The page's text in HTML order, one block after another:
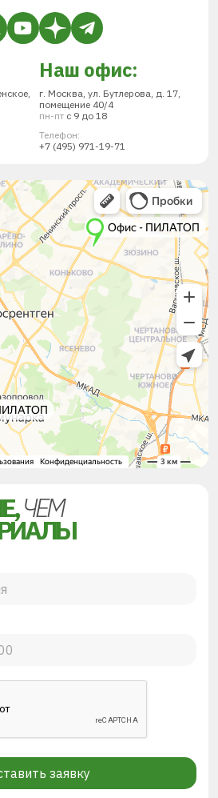
Наш офис:
г. Москва, ул. Бутлерова, д. 17,
помещение 40/4
пн-пт с 9 до 18
Телефон:
+7 (495) 971-19-71
ЧЕМ
заявку